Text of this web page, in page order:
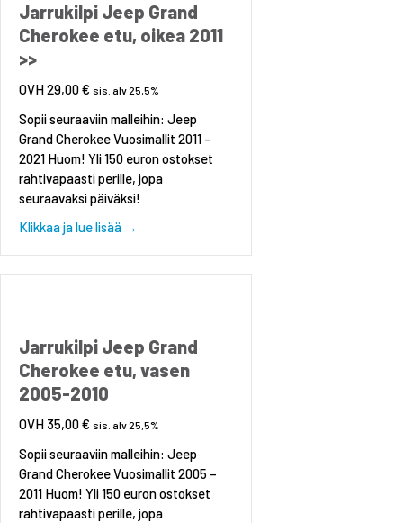
Jarrukilpi Jeep Grand
Cherokee etu, oikea 2011
>>
29,00€ sis. alv 25,5%
Sopii seuraaviin malleihin: Jeep
Grand Cherokee Vuosimallit 2011 –
2021 Huom! Yli 150 euron ostokset
rahtivapaasti perille, jopa
seuraavaksi päiväksi!
Klikkaa ja lue lisää →
Jarrukilpi Jeep Grand
Cherokee etu, vasen
2005-2010
35,00€ sis. alv 25,5%
Sopii seuraaviin malleihin: Jeep
Grand Cherokee Vuosimallit 2005 –
2011 Huom! Yli 150 euron ostokset
rahtivapaasti perille, jopa